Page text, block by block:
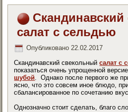
салат с сельдью
Опубликовано 22.02.2017
Скандинавский свекольныйсалат с
показаться очень упрощенной
шубой. Однако после первого же
ясно, что это совсем иное блюдо,
сбалансированное по сочетанию
Однозначно стоит сделать, благо